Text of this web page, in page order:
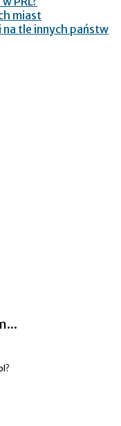
miast
tle innych państw